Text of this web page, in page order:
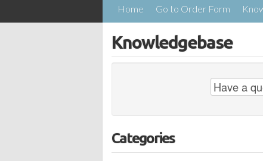
Home Go to Order Form
Knowledgebase
Categories